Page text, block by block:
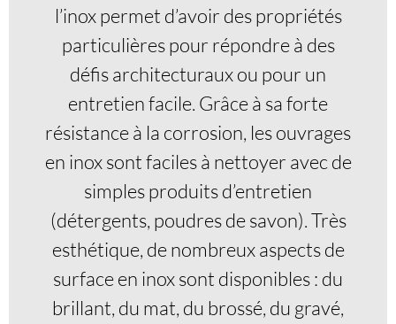
l’inox permet d’avoir des propriétés
particulières pour répondre à des
défis architecturaux ou pour un
entretien facile. Grâce à sa forte
résistance à la corrosion, les ouvrages
en inox sont faciles à nettoyer avec de
simples produits d’entretien
(détergents, poudres de savon). Très
esthétique, de nombreux aspects de
surface en inox sont disponibles : du
brillant, du mat, du brossé, du gravé,